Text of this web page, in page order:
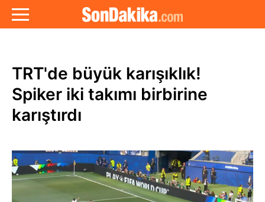
TRT'de büyük karışıklık!
Spiker iki takımı birbirine
karıştırdı